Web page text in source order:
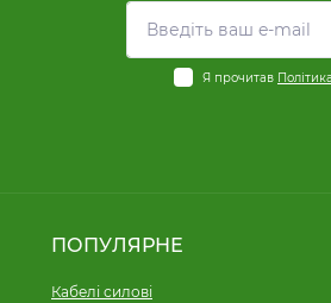
Я прочитав
ПОПУЛЯРНЕ
Кабелі силові